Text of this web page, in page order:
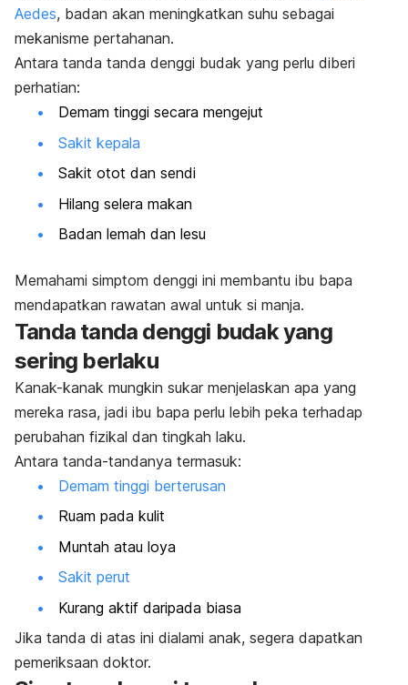
Aedes, badan akan meningkatkan suhu sebagai
mekanisme pertahanan.
Antara tanda tanda denggi budak yang perlu diberi
perhatian:
Demam tinggi secara mengejut
Sakit kepala
Sakit otot dan sendi
Hilang selera makan
Badan lemah dan lesu
Memahami simptom denggi ini membantu ibu bapa
mendapatkan rawatan awal untuk si manja.
Tanda tanda denggi budak yang
sering berlaku
Kanak-kanak mungkin sukar menjelaskan apa yang
mereka rasa, jadi ibu bapa perlu lebih peka terhadap
perubahan fizikal dan tingkah laku.
Antara tanda-tandanya termasuk:
Demam tinggi berterusan
Ruam pada kulit
Muntah atau loya
Sakit perut
Kurang aktif daripada biasa
Jika tanda di atas ini dialami anak, segera dapatkan
pemeriksaan doktor.